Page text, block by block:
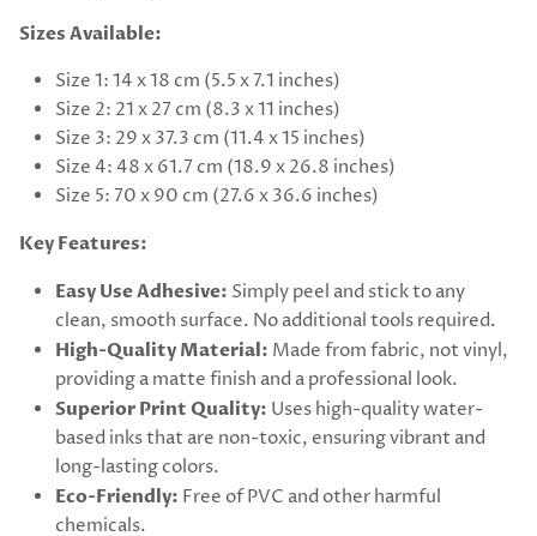
Sizes Available:
Size 1: 14 x 18 cm (5.5 x 7.1 inches)
Size 2: 21 x 27 cm (8.3 x 11 inches)
Size 3: 29 x 37.3 cm (11.4 x 15 inches)
Size 4: 48 x 61.7 cm (18.9 x 26.8 inches)
Size 5: 70 x 90 cm (27.6 x 36.6 inches)
Key Features:
Easy Use Adhesive: Simply peel and stick to any
clean, smooth surface. No additional tools required.
High-Quality Material: Made from fabric, not vinyl,
providing a matte finish and a professional look.
Superior Print Quality: Uses high-quality water-
based inks that are non-toxic, ensuring vibrant and
long-lasting colors.
Eco-Friendly: Free of PVC and other harmful
chemicals.